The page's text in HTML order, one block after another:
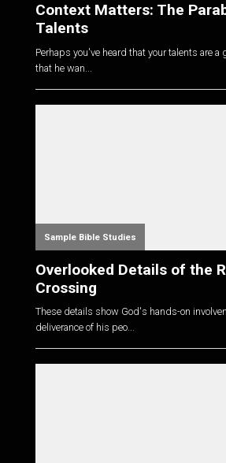
Context Matters: The
Talents
Perhaps you've heard that your talents are a
that he wan...
Sample Bible Studies
Overlooked Details of the
Crossing
These details show God's hands-on
deliverance of his peo...